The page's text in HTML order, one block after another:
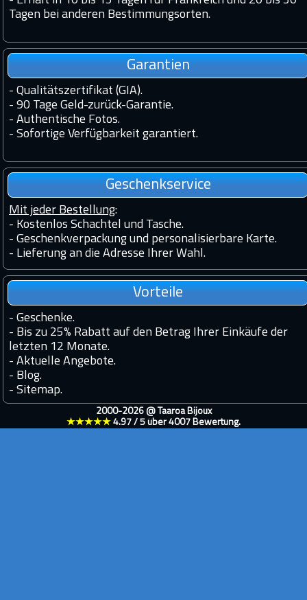
Tagen bei anderen Bestimmungsorten.
Garantien
- Qualitätszertifikat (GIA).
- 90 Tage Geld-zurück-Garantie.
- Authentische Fotos.
- Sofortige Verfügbarkeit garantiert.
Geschenkservice
Mit jeder Bestellung:
- Kostenlos Schachtel und Tasche.
- Geschenkverpackung und personalisierbare Karte.
- Lieferung an die Adresse Ihrer Wahl.
Vorteile
- Geschenke.
- Bis zu 25% Rabatt auf den Betrag Ihrer Einkäufe der
letzten 12 Monate.
- Aktuelle Angebote.
- Blog.
- Sitemap.
2000-2026 @ Taaroa Bijoux
★★★★★ 4.97 / 5 über 4007 Bewertung.